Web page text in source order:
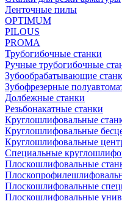
Ленточные пилы
OPTIMUM
PILOUS
PROMA
Трубогибочные станки
Ручные трубогибочные
Зубообрабатывающие
Зубофрезерные
Долбежные станки
Резьбонакатные станки
Круглошлифовальные
Круглошлифовальные
Круглошлифовальные
Специальные
Плоскошлифовальные
Плоскошлифовальные
Плоскошлифовальные